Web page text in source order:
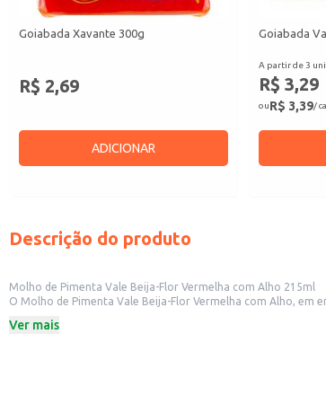
Goiabada Xavante 300g
R$ 2,69
ADICIONAR
Goiabada
A partir de 3
R$ 3,29
ouR$ 3,39/
Descrição do produto
Molho de Pimenta Vale Beija-Flor Vermelha com Alho 215ml
O Molho de Pimenta Vale Beija-Flor Vermelha com Alho, em
Dicas de Uso:
Ver mais